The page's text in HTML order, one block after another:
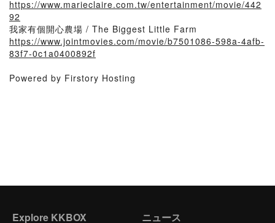
https://www.marieclaire.com.tw/entertainment/movie/442
92
我家有個開心農場 / The Biggest Little Farm
https://www.jointmovies.com/movie/b7501086-598a-4afb-
83f7-0c1a0400892f
Powered by Firstory Hosting
Explore KKBOX ニュース